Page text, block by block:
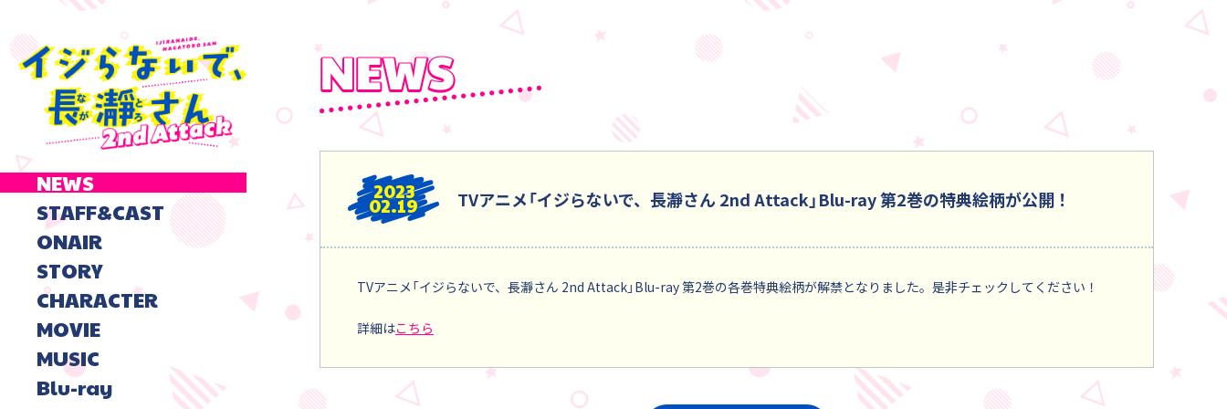
NEWS
STAFF&CAST
ONAIR
STORY
CHARACTER
MOVIE
MUSIC
Blu-ray
2023
02.19 TVアニメ「イジらないで、長瀞さん 2nd Attack」Blu-ray 第2巻の特典絵柄が公開！
TVアニメ「イジらないで、長瀞さん 2nd Attack」Blu-ray 第2巻の各巻特典絵柄が解禁となりました。是非チェックしてください！
詳細はこちら